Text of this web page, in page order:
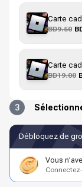
Carte
BD9.50
Carte
BD19.00
3
Débloquez de
Vous